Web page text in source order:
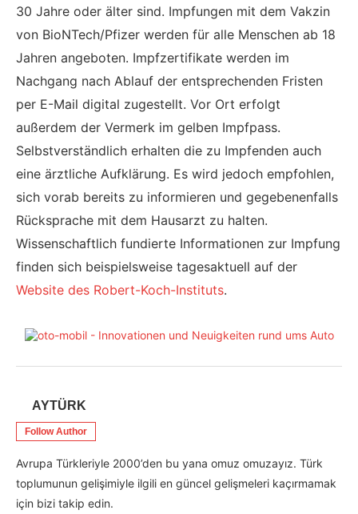
30 Jahre oder älter sind. Impfungen mit dem Vakzin
von BioNTech/Pfizer werden für alle Menschen ab 18
Jahren angeboten. Impfzertifikate werden im
Nachgang nach Ablauf der entsprechenden Fristen
per E-Mail digital zugestellt. Vor Ort erfolgt
außerdem der Vermerk im gelben Impfpass.
Selbstverständlich erhalten die zu Impfenden auch
eine ärztliche Aufklärung. Es wird jedoch empfohlen,
sich vorab bereits zu informieren und gegebenenfalls
Rücksprache mit dem Hausarzt zu halten.
Wissenschaftlich fundierte Informationen zur Impfung
finden sich beispielsweise tagesaktuell auf der
Website des Robert-Koch-Instituts.
AYTÜRK
Follow Author
Avrupa Türkleriyle 2000’den bu yana omuz omuzayız. Türk
toplumunun gelişimiyle ilgili en güncel gelişmeleri kaçırmamak
için bizi takip edin.